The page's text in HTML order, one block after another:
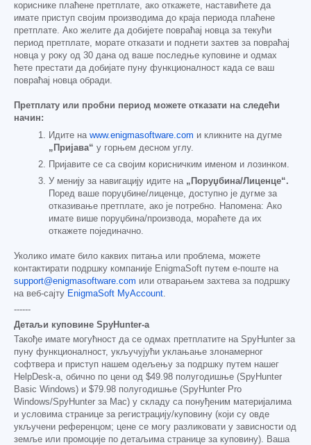
кориснике плаћене претплате, ако откажете, наставићете да
имате приступ својим производима до краја периода плаћене
претплате. Ако желите да добијете повраћај новца за текући
период претплате, морате отказати и поднети захтев за повраћај
новца у року од 30 дана од ваше последње куповине и одмах
ћете престати да добијате пуну функционалност када се ваш
повраћај новца обради.
Претплату или пробни период можете отказати на следећи
начин:
Идите на www.enigmasoftware.com и кликните на дугме
„Пријава“ у горњем десном углу.
Пријавите се са својим корисничким именом и лозинком.
У менију за навигацију идите на „Поруџбина/Лиценце“.
Поред ваше поруџбине/лиценце, доступно је дугме за
отказивање претплате, ако је потребно. Напомена: Ако
имате више поруџбина/производа, мораћете да их
откажете појединачно.
Уколико имате било каквих питања или проблема, можете
контактирати подршку компаније EnigmaSoft путем е-поште на
support@enigmasoftware.com или отварањем захтева за подршку
на веб-сајту EnigmaSoft MyAccount.
------
Детаљи куповине SpyHunter-а
Такође имате могућност да се одмах претплатите на SpyHunter за
пуну функционалност, укључујући уклањање злонамерног
софтвера и приступ нашем одељењу за подршку путем нашег
HelpDesk-а, обично по цени од $49.98 полугодишње (SpyHunter
Basic Windows) и $79.98 полугодишње (SpyHunter Pro
Windows/SpyHunter за Mac) у складу са понуђеним материјалима
и условима странице за регистрацију/куповину (који су овде
укључени референцом; цене се могу разликовати у зависности од
земље или промоције по детаљима странице за куповину). Ваша